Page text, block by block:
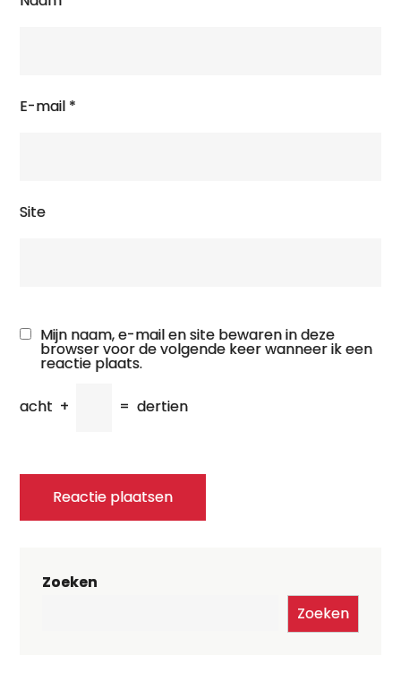
E-mail *
Site
Mijn naam, e-mail en site bewaren in deze
browser voor de volgende keer wanneer ik een
reactie plaats.
acht + = dertien
Zoeken
Zoeken